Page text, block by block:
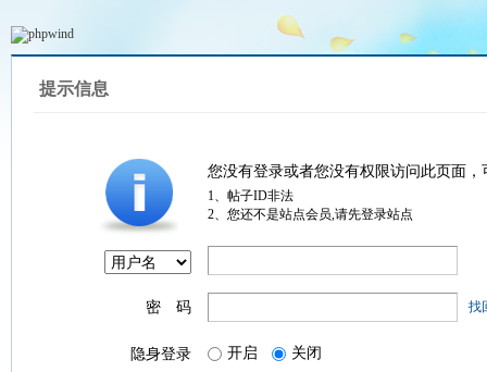
提示信息
您没有登录或者您没有权限访问此页面
1、帖子ID非法
2、您还不是站点会员,请先登录站点
密 码 找
隐身登录 开启 关闭